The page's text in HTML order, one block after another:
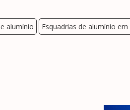
alumínio
Esquadrias de alumínio